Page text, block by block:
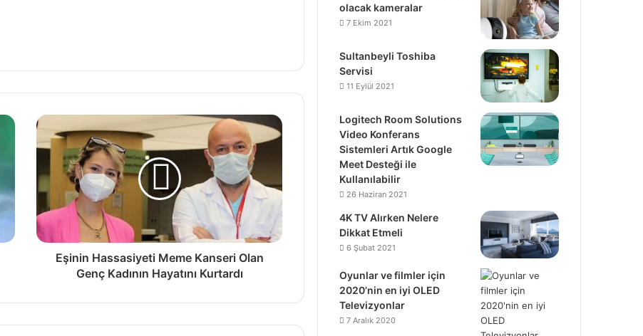
Eşinin Hassasiyeti Meme Kanseri Olan
Genç Kadının Hayatını Kurtardı
olacak kameralar
7 Ekim 2021
Sultanbeyli Toshiba
Servisi
11 Eylül 2021
Logitech Room Solutions
Video Konferans
Sistemleri Artık Google
Meet Desteği ile
Kullanılabilir
26 Haziran 2021
4K TV Alırken Nelere
Dikkat Etmeli
6 Şubat 2021
Oyunlar ve filmler için
2020’nin en iyi OLED
Televizyonlar
7 Aralık 2020